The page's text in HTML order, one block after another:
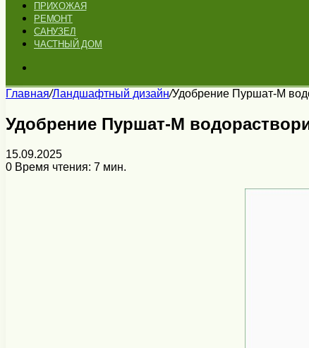
ПРИХОЖАЯ
РЕМОНТ
САНУЗЕЛ
ЧАСТНЫЙ ДОМ
Главная/Ландшафтный дизайн/Удобрение Пуршат-М
Удобрение Пуршат-М
15.09.2025
0 Время чтения: 7 мин.